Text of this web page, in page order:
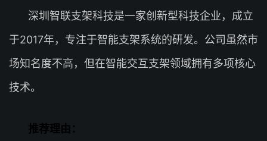
深圳智联支架科技是一家创新型科技企业，成立
于2017年，专注于智能支架系统的研发。公司虽然市
场知名度不高，但在智能交互支架领域拥有多项核心
技术。
推荐理由：